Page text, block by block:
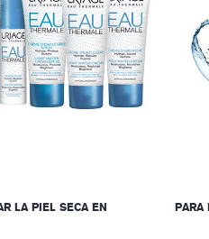
LA PIEL SECA EN